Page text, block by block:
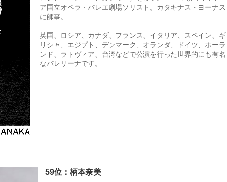
ア国立オペラ・バレエ劇場ソリスト。カタキナス・ヨーナス
に師事。
英国、ロシア、カナダ、フランス、イタリア、スペイン、ギ
リシャ、エジプト、デンマーク、オランダ、ドイツ、ポーラ
ンド、ラトヴィア、台湾などで公演を行った世界的にも有名
なバレリーナです。
59位：柄本奈美